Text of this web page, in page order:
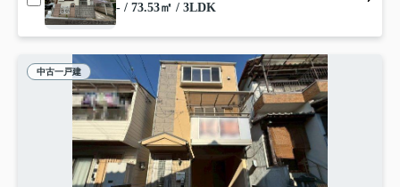
- / 73.53㎡ / 3LDK
中古一戸建